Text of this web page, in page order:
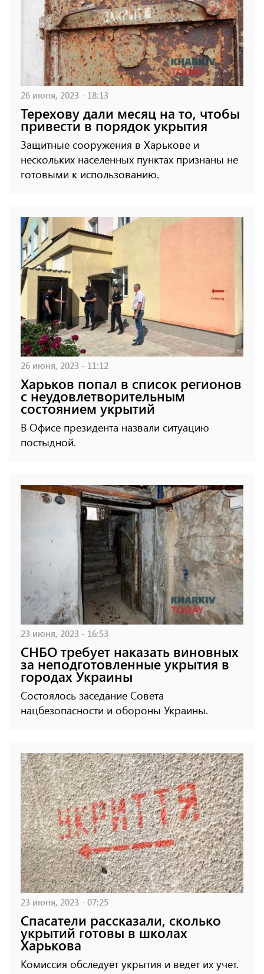
26 июня, 2023 - 18:13
Терехову дали месяц на то, чтобы
привести в порядок укрытия
Защитные сооружения в Харькове и
нескольких населенных пунктах признаны не
готовыми к использованию.
26 июня, 2023 - 11:12
Харьков попал в список регионов
с неудовлетворительным
состоянием укрытий
В Офисе президента назвали ситуацию
постыдной.
23 июня, 2023 - 16:53
СНБО требует наказать виновных
за неподготовленные укрытия в
городах Украины
Состоялось заседание Совета
нацбезопасности и обороны Украины.
23 июня, 2023 - 07:25
Спасатели рассказали, сколько
укрытий готовы в школах
Харькова
Комиссия обследует укрытия и ведет их учет.